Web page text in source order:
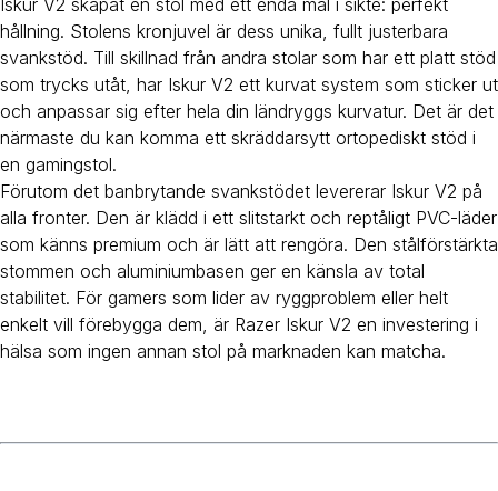
Iskur V2 skapat en stol med ett enda mål i sikte: perfekt
hållning. Stolens kronjuvel är dess unika, fullt justerbara
svankstöd. Till skillnad från andra stolar som har ett platt stöd
som trycks utåt, har Iskur V2 ett kurvat system som sticker ut
och anpassar sig efter hela din ländryggs kurvatur. Det är det
närmaste du kan komma ett skräddarsytt ortopediskt stöd i
en gamingstol.
Förutom det banbrytande svankstödet levererar Iskur V2 på
alla fronter. Den är klädd i ett slitstarkt och reptåligt PVC-läder
som känns premium och är lätt att rengöra. Den stålförstärkta
stommen och aluminiumbasen ger en känsla av total
stabilitet. För gamers som lider av ryggproblem eller helt
enkelt vill förebygga dem, är Razer Iskur V2 en investering i
hälsa som ingen annan stol på marknaden kan matcha.